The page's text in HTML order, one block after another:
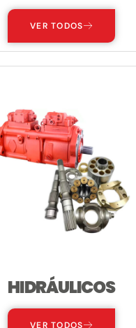
VER TODOS
HIDRÁULICOS
VER TODOS